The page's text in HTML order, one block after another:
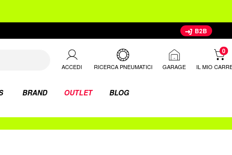
B2B
ACCEDI RICERCA PNEUMATICI GARAGE IL MIO
BRAND OUTLET BLOG